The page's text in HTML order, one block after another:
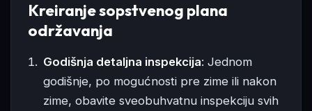
Kreiranje sopstvenog plana
održavanja
Godišnja detaljna inspekcija: Jednom
godišnje, po mogućnosti pre zime ili nakon
zime, obavite sveobuhvatnu inspekciju svih